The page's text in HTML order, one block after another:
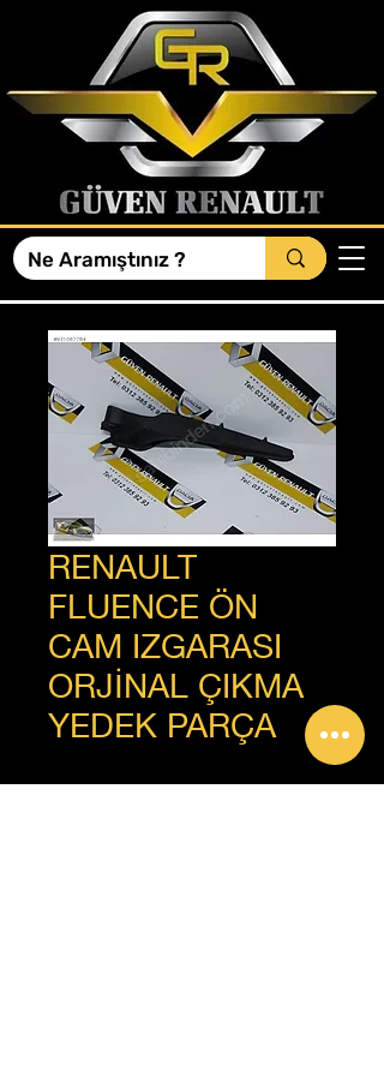
RENAULT
FLUENCE ÖN
CAM IZGARASI
ORJİNAL ÇIKMA
YEDEK PARÇA